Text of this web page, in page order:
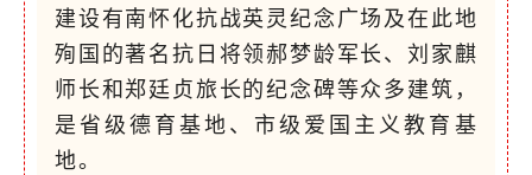
建设有南怀化抗战英灵纪念广场及在此地
殉国的著名抗日将领郝梦龄军长、刘家麒
师长和郑廷贞旅长的纪念碑等众多建筑，
是省级德育基地、市级爱国主义教育基
地。